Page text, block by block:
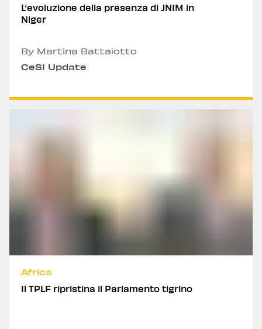
L’evoluzione della presenza di JNIM in
Niger
By Martina Battaiotto
CeSI Update
Africa
Il TPLF ripristina il Parlamento tigrino